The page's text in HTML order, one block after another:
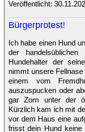
Veröffentlicht:
Bürgerprotest!
Ich habe einen Hund
der
Hundehalter der
nimmt unsere
einem vom
auszuspucken oder
gar Zorn unter der
Kürzlich kam ich mit
vor dem Haus eine
frisst dein Hund